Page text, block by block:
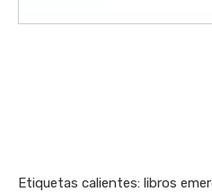
Etiquetas calientes: libros